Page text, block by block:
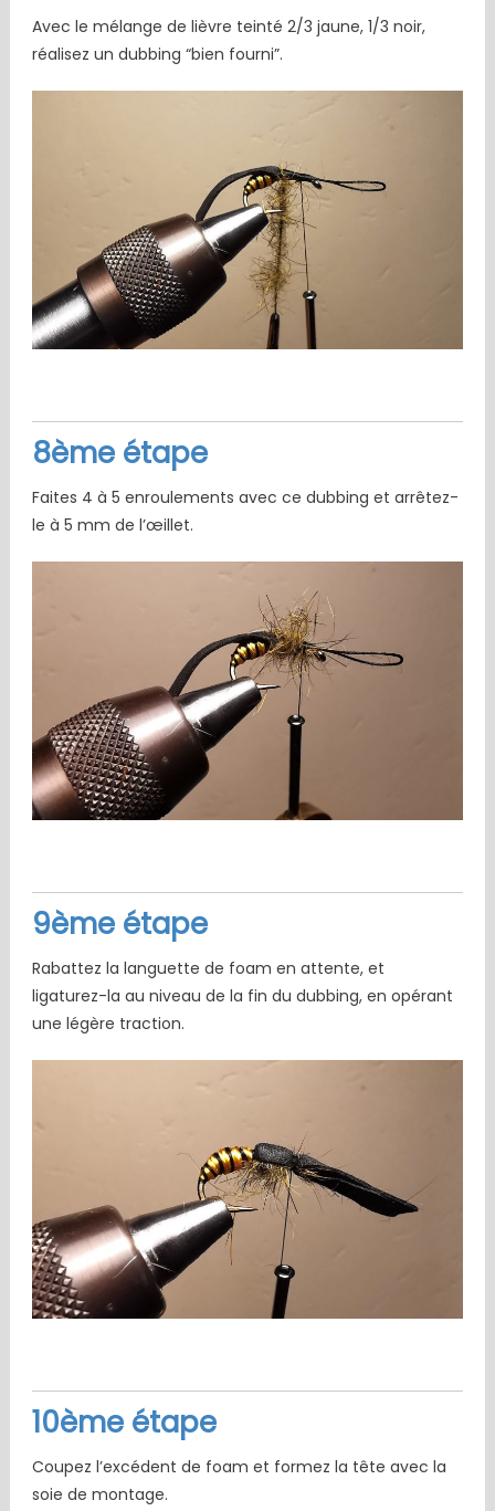
Avec le mélange de lièvre teinté 2/3 jaune, 1/3 noir,
réalisez un dubbing “bien fourni”.
8ème étape
Faites 4 à 5 enroulements avec ce dubbing et arrêtez-
le à 5 mm de l’œillet.
9ème étape
Rabattez la languette de foam en attente, et
ligaturez-la au niveau de la fin du dubbing, en opérant
une légère traction.
10ème étape
Coupez l’excédent de foam et formez la tête avec la
soie de montage.